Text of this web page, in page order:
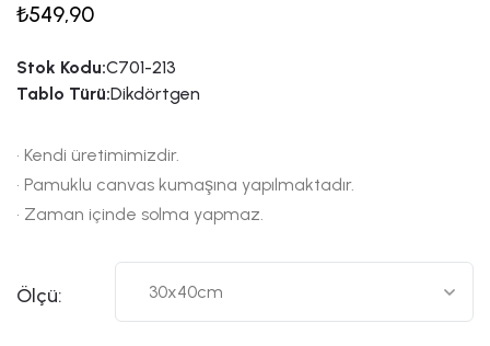
₺549,90
Stok Kodu:C701-213
Tablo Türü:Dikdörtgen
• Kendi üretimimizdir.
• Pamuklu canvas kumaşına yapılmaktadır.
• Zaman içinde solma yapmaz.
Ölçü: